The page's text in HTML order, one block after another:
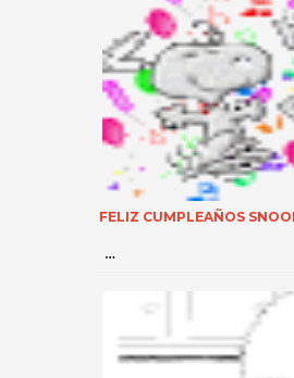
FELIZ CUMPLEAÑOS
…